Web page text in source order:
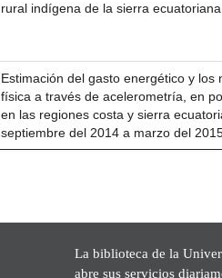
rural indígena de la sierra ecuatoriana
Estimación del gasto energético y los
física a través de acelerometría, en
en las regiones costa y sierra
septiembre del 2014 a marzo del
La biblioteca de la
abre sus servicios